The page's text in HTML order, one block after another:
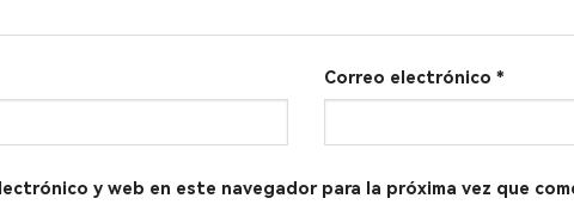
Correo electrónico *
y web en este navegador para la próxima vez que